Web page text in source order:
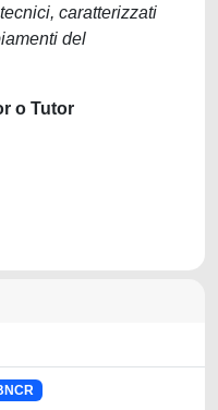
caratterizzati
del
o Tutor